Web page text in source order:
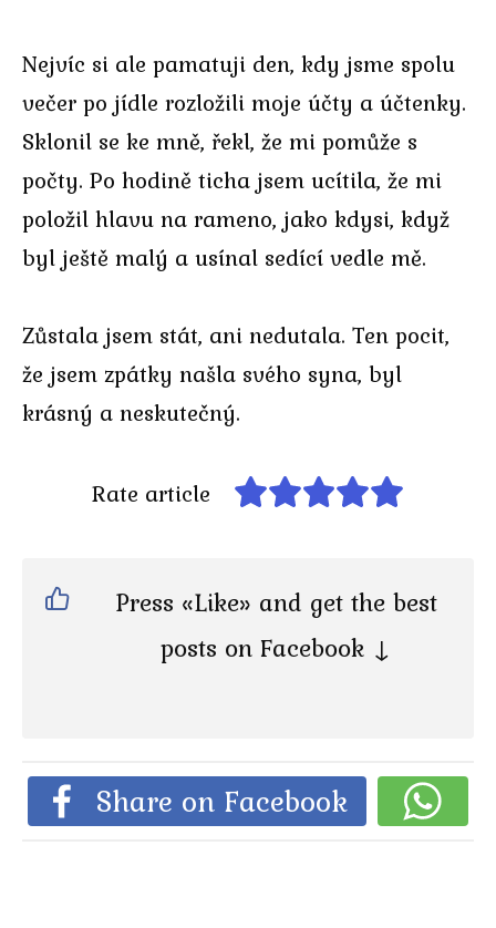
Nejvíc si ale pamatuji den, kdy jsme spolu
večer po jídle rozložili moje účty a účtenky.
Sklonil se ke mně, řekl, že mi pomůže s
počty. Po hodině ticha jsem ucítila, že mi
položil hlavu na rameno, jako kdysi, když
byl ještě malý a usínal sedící vedle mě.
Zůstala jsem stát, ani nedutala. Ten pocit,
že jsem zpátky našla svého syna, byl
krásný a neskutečný.
Rate article
Press «Like» and get the best
posts on Facebook ↓
Share on Facebook